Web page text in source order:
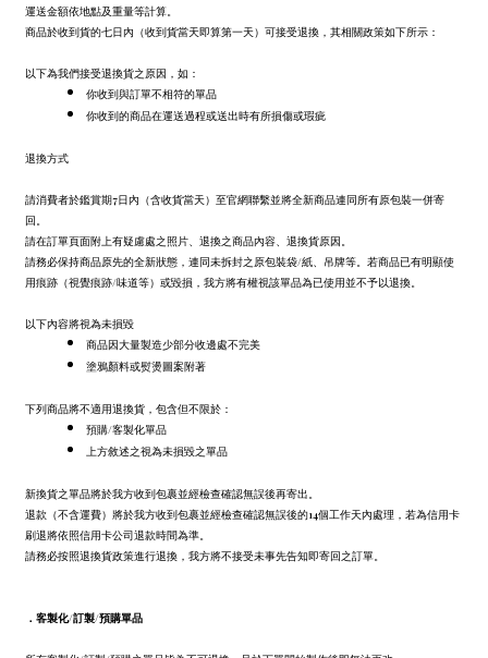
運送金額依地點及重量等計算。
商品於收到貨的七日內（收到貨當天即算第一天）可接受退換，其相關政策如下所示：
以下為我們接受退換貨之原因，如：
你收到與訂單不相符的單品
你收到的商品在運送過程或送出時有所損傷或瑕疵
退換方式
請消費者於鑑賞期7日內（含收貨當天）至官網聯繫並將全新商品連同所有原包裝一併寄
回。
請在訂單頁面附上有疑慮處之照片、退換之商品內容、退換貨原因。
請務必保持商品原先的全新狀態，連同未拆封之原包裝袋/紙、吊牌等。若商品已有明顯使
用痕跡（視覺痕跡/味道等）或毀損，我方將有權視該單品為已使用並不予以退換。
以下內容將視為未損毀
商品因大量製造少部分收邊處不完美
塗鴉顏料或熨燙圖案附著
下列商品將不適用退換貨，包含但不限於：
預購/客製化單品
上方敘述之視為未損毀之單品
新換貨之單品將於我方收到包裹並經檢查確認無誤後再寄出。
退款（不含運費）將於我方收到包裹並經檢查確認無誤後的14個工作天內處理，若為信用卡
刷退將依照信用卡公司退款時間為準。
請務必按照退換貨政策進行退換，我方將不接受未事先告知即寄回之訂單。
． 客製化/訂製/預購單品